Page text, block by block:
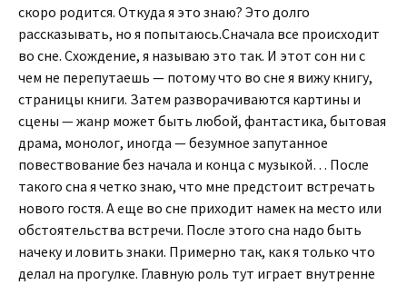
скоро родится. Откуда я это знаю? Это долго
рассказывать, но я попытаюсь.Сначала все происходит
во сне. Схождение, я называю это так. И этот сон ни с
чем не перепутаешь — потому что во сне я вижу книгу,
страницы книги. Затем разворачиваются картины и
сцены — жанр может быть любой, фантастика, бытовая
драма, монолог, иногда — безумное запутанное
повествование без начала и конца с музыкой… После
такого сна я четко знаю, что мне предстоит встречать
нового гостя. А еще во сне приходит намек на место или
обстоятельства встречи. После этого сна надо быть
начеку и ловить знаки. Примерно так, как я только что
делал на прогулке. Главную роль тут играет внутренне